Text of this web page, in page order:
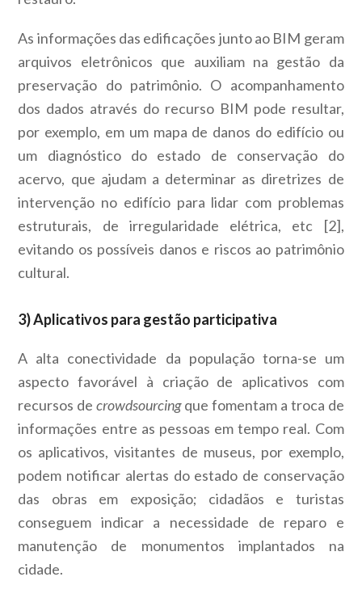
As informações das edificações junto ao BIM geram
arquivos eletrônicos que auxiliam na gestão da
preservação do patrimônio. O acompanhamento
dos dados através do recurso BIM pode resultar,
por exemplo, em um mapa de danos do edifício ou
um diagnóstico do estado de conservação do
acervo, que ajudam a determinar as diretrizes de
intervenção no edifício para lidar com problemas
estruturais, de irregularidade elétrica, etc [2],
evitando os possíveis danos e riscos ao patrimônio
cultural.
3) Aplicativos para gestão participativa
A alta conectividade da população torna-se um
aspecto favorável à criação de aplicativos com
recursos decrowdsourcingque fomentam a troca de
informações entre as pessoas em tempo real. Com
os aplicativos, visitantes de museus, por exemplo,
podem notificar alertas do estado de conservação
das obras em exposição; cidadãos e turistas
conseguem indicar a necessidade de reparo e
manutenção de monumentos implantados na
cidade.